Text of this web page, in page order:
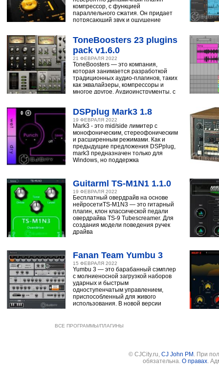
компрессор, с функцией
параллельного сжатия. Он придает
потрясающий звук и ощущение
ToneBoosters 23 plugins
pack v1.6.0
21 ФЕВРАЛЯ 2022
ToneBoosters — это компания,
которая занимается разработкой
традиционных аудио-плагинов, таких
как эквалайзеры, компрессоры и
многое другое. Аудиоинструменты, с
DSPplug Mark3 1.8
19 ФЕВРАЛЯ 2022
Mark3 - это mid/side лимитер с
монофоническим, стереофоническим
и расширенным режимами. Как и
предыдущие предложения DSPplug,
mark3 предназначен только для
Windows, но поддержка
Guitarml TS-M1N1 1.1.0
19 ФЕВРАЛЯ 2022
Бесплатный овердрайв на основе
нейросетиTS-M1N3 — это гитарный
плагин, клон классической педали
овердрайва TS-9 Tubescreamer. Для
создания модели поведения ручек
драйва
Fanan Team Yumbu 3
15 ФЕВРАЛЯ 2022
Yumbu 3 — это барабанный сэмплер
с молниеносной загрузкой наборов
ударных и быстрым
одноступенчатым управлением,
приспособленный для живого
использования. В новой версии
ВСЕ ПРОГРАММЫ/ПЛАГИНЫ
© CJCity.ru, CJ John PM . При
обязательна. О правах.